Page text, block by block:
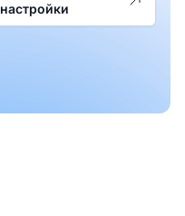
настройки